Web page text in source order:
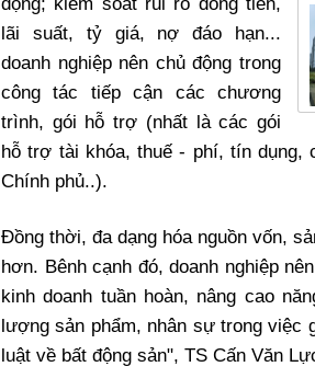
lãi suất, tỷ giá, nợ đáo hạn...
doanh nghiệp nên chủ động trong
công tác tiếp cận các chương
trình, gói hỗ trợ (nhất là các gói
hỗ trợ tài khóa, thuế - phí, tín dụng,
Chính phủ..).
Đồng thời, đa dạng hóa nguồn vốn,
hơn. Bênh cạnh đó, doanh nghiệp
kinh doanh tuần hoàn, nâng cao
lượng sản phẩm, nhân sự trong việc
luật về bất động sản", TS Cấn Văn